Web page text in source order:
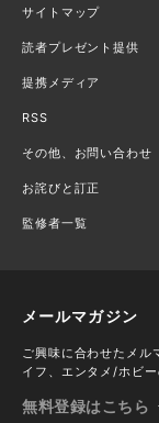
サイトマップ
読者プレゼント提供
提携メディア
RSS
その他、お問い合わせ
お詫びと訂正
監修者一覧
メールマガジン
ご興味に合わせたメル
イフ、エンタメ/ホビー
無料登録はこちら